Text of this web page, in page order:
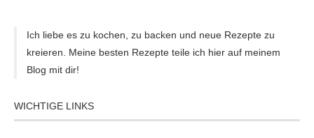
Ich liebe es zu kochen, zu backen und neue Rezepte zu
kreieren. Meine besten Rezepte teile ich hier auf meinem
Blog mit dir!
WICHTIGE LINKS